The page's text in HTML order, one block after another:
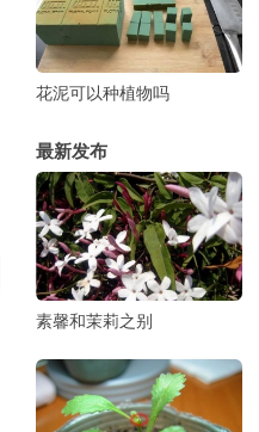
花泥可以种植物吗
最新发布
素馨和茉莉之别